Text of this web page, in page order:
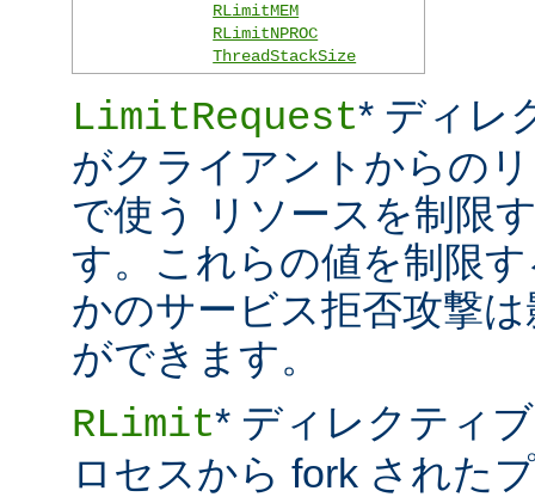
RLimitMEM
RLimitNPROC
ThreadStackSize
LimitRequest* ディレ
がクライアントからの
で使う リソースを制限
す。これらの値を制限
かのサービス拒否攻撃
ができます。
RLimit* ディレクティ
ロセスから fork された